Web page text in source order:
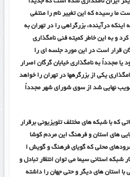
ایران نامگذاری شده است که جدیداً
ما رسیده که این تغییر نام را منتفی
اینکه درآینده، بزرگراهی را در تهران به
و به این خاطر کمیته فنی نامگذاری
قرار است در این مورد جلسه ای را
مجدداً به نامگذاری خیابان گرگان اصرار
یکی از بزرگرهها در تهران را خواهد
نهایی شد از سوی شورای شهر مجدداً
که با شبکه های مختلف تلویزیونی برقرار
های استان و فرهنگ این مردم کوشا
محلی که گویای فرهنگ و گویش ا
شبکه استانی سیما می توان انتظار تبادل و
با استان های دیگر و حتی جهان را داشته